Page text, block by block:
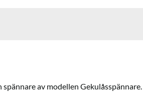
av modellen Gekulåsspännare.